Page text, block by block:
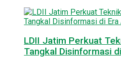
LDII Jatim Perkuat
Tangkal Disinformasi